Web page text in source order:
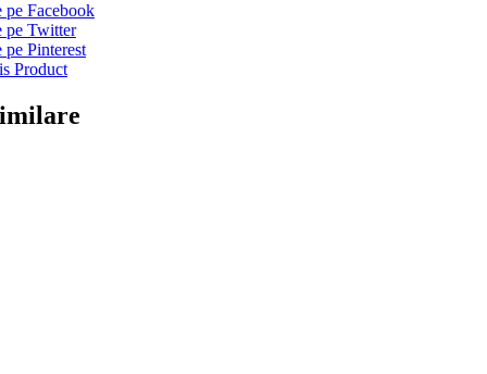
Facebook
pe Twitter
Pinterest
Product